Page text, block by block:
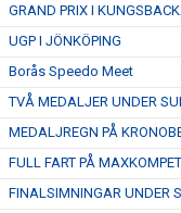
GRAND PRIX I
UGP I JÖNKÖPING
Borås Speedo Meet
TVÅ MEDALJER UNDER
MEDALJREGN PÅ
FULL FART PÅ
FINALSIMNINGAR UNDER